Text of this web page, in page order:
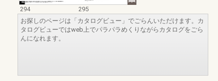
294
295
お探しのページは「カタログビュー」でごらんいただけます。カ
タログビューではweb上でパラパラめくりながらカタログをごら
んになれます。